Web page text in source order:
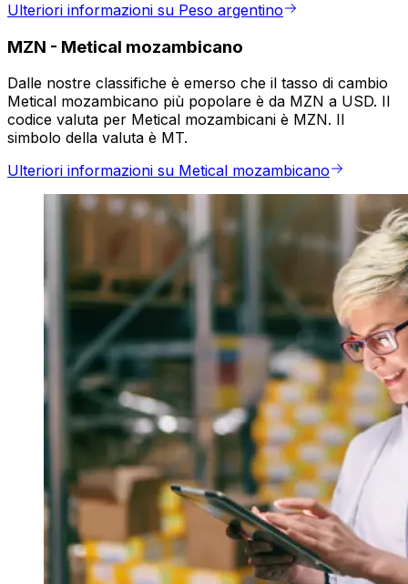
Ulteriori informazioni su Peso argentino
MZN - Metical mozambicano
Dalle nostre classifiche è emerso che il tasso di cambio
Metical mozambicano più popolare è da MZN a USD. Il
codice valuta per Metical mozambicani è MZN. Il
simbolo della valuta è MT.
Ulteriori informazioni su Metical mozambicano